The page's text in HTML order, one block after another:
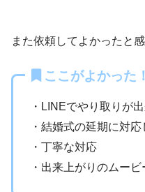
また依頼してよかったと
ここがよかった！
・LINEでやり取りが
・結婚式の延期に対
・丁寧な対応
・出来上がりのムービ